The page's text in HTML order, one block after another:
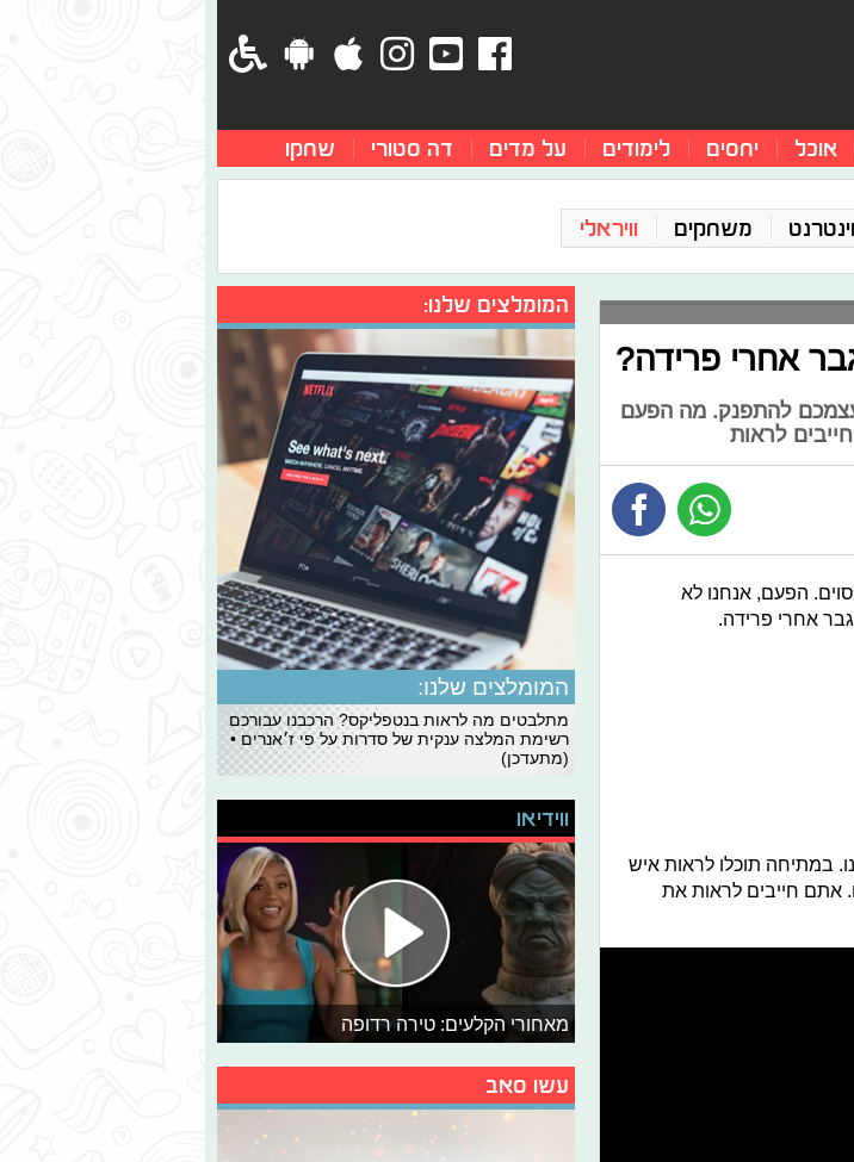
אוכל יחסים לימודים על מדים דה סטורי שחקו
משחקים וויראלי
אחרי פרידה?
להתפנק. מה הפעם
לראות
הפעם, אנחנו לא
אחרי פרידה.
במתיחה תוכלו לראות איש
אתם חייבים לראות את
המומלצים שלנו:
המומלצים שלנו:
מתלבטים מה לראות בנטפליקס? הרכבנו עבורכם
רשימת המלצה ענקית של סדרות על פי ז׳אנרים •
(מתעדכן)
ווידיאו
מאחורי הקלעים: טירה רדופה
עשו סאב